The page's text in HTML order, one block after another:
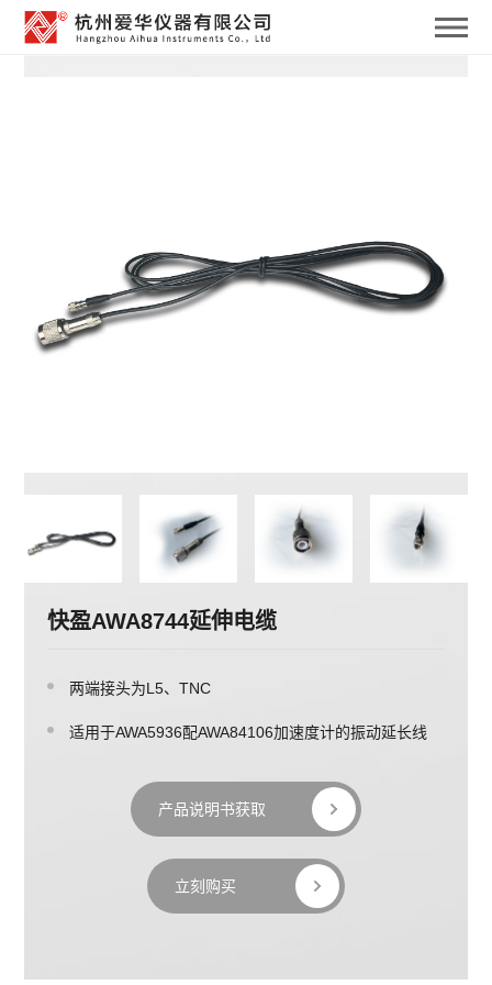
快盈AWA8744延伸电缆
两端接头为L5、TNC
适用于AWA5936配AWA84106加速度计的振动延长线
产品说明书获取
立刻购买